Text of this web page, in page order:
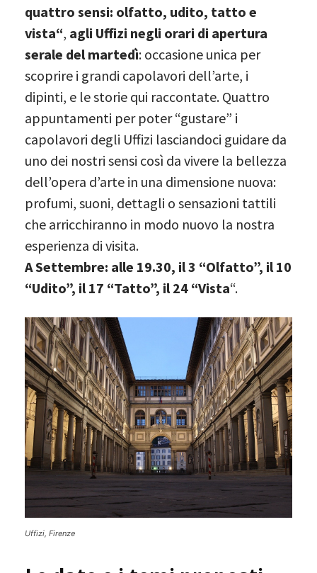
quattro sensi: olfatto, udito, tatto e
vista“, agli Uffizi negli orari di apertura
serale del martedì: occasione unica per
scoprire i grandi capolavori dell’arte, i
dipinti, e le storie qui raccontate. Quattro
appuntamenti per poter “gustare” i
capolavori degli Uffizi lasciandoci guidare da
uno dei nostri sensi così da vivere la bellezza
dell’opera d’arte in una dimensione nuova:
profumi, suoni, dettagli o sensazioni tattili
che arricchiranno in modo nuovo la nostra
esperienza di visita.
A Settembre: alle 19.30, il 3 “Olfatto”, il 10
“Udito”, il 17 “Tatto”, il 24 “Vista“.
Uffizi, Firenze